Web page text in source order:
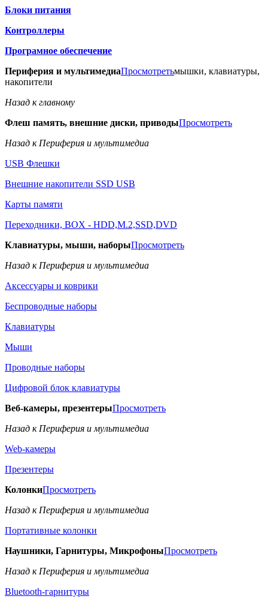
Блоки питания
Контроллеры
Програмное обеспечение
Периферия и мультимедиаПросмотретьмышки, клавиатуры,
накопители
Назад к главному
Флеш память, внешние диски, приводыПросмотреть
Назад к Периферия и мультимедиа
USB Флешки
Внешние накопители SSD USB
Карты памяти
Переходники, BOX - HDD,M.2,SSD,DVD
Клавиатуры, мыши, наборыПросмотреть
Назад к Периферия и мультимедиа
Аксессуары и коврики
Беспроводные наборы
Клавиатуры
Мыши
Проводные наборы
Цифровой блок клавиатуры
Веб-камеры, презентерыПросмотреть
Назад к Периферия и мультимедиа
Web-камеры
Презентеры
КолонкиПросмотреть
Назад к Периферия и мультимедиа
Портативные колонки
Наушники, Гарнитуры, МикрофоныПросмотреть
Назад к Периферия и мультимедиа
Bluetooth-гарнитуры